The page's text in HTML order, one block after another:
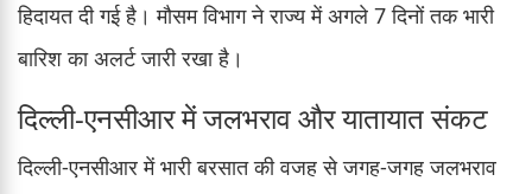
हिदायत दी गई है। मौसम विभाग ने राज्य में अगले 7 दिनों तक भारी
बारिश का अलर्ट जारी रखा है।
दिल्ली-एनसीआर में जलभराव और यातायात संकट
दिल्ली-एनसीआर में भारी बरसात की वजह से जगह-जगह जलभराव